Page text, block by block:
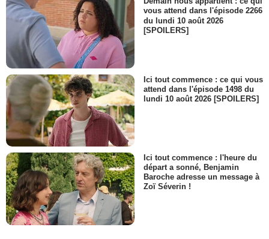
vous attend dans l'épisode 2266
du lundi 10 août 2026
[SPOILERS]
Ici tout commence : ce qui vous
attend dans l'épisode 1498 du
lundi 10 août 2026 [SPOILERS]
Ici tout commence : l'heure du
départ a sonné, Benjamin
Baroche adresse un message à
Zoï Séverin !